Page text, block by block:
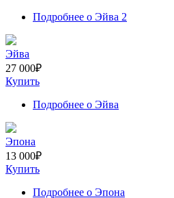
Подробнее о Эйва 2
Эйва
27 000₽
Купить
Подробнее о Эйва
Эпона
13 000₽
Купить
Подробнее о Эпона